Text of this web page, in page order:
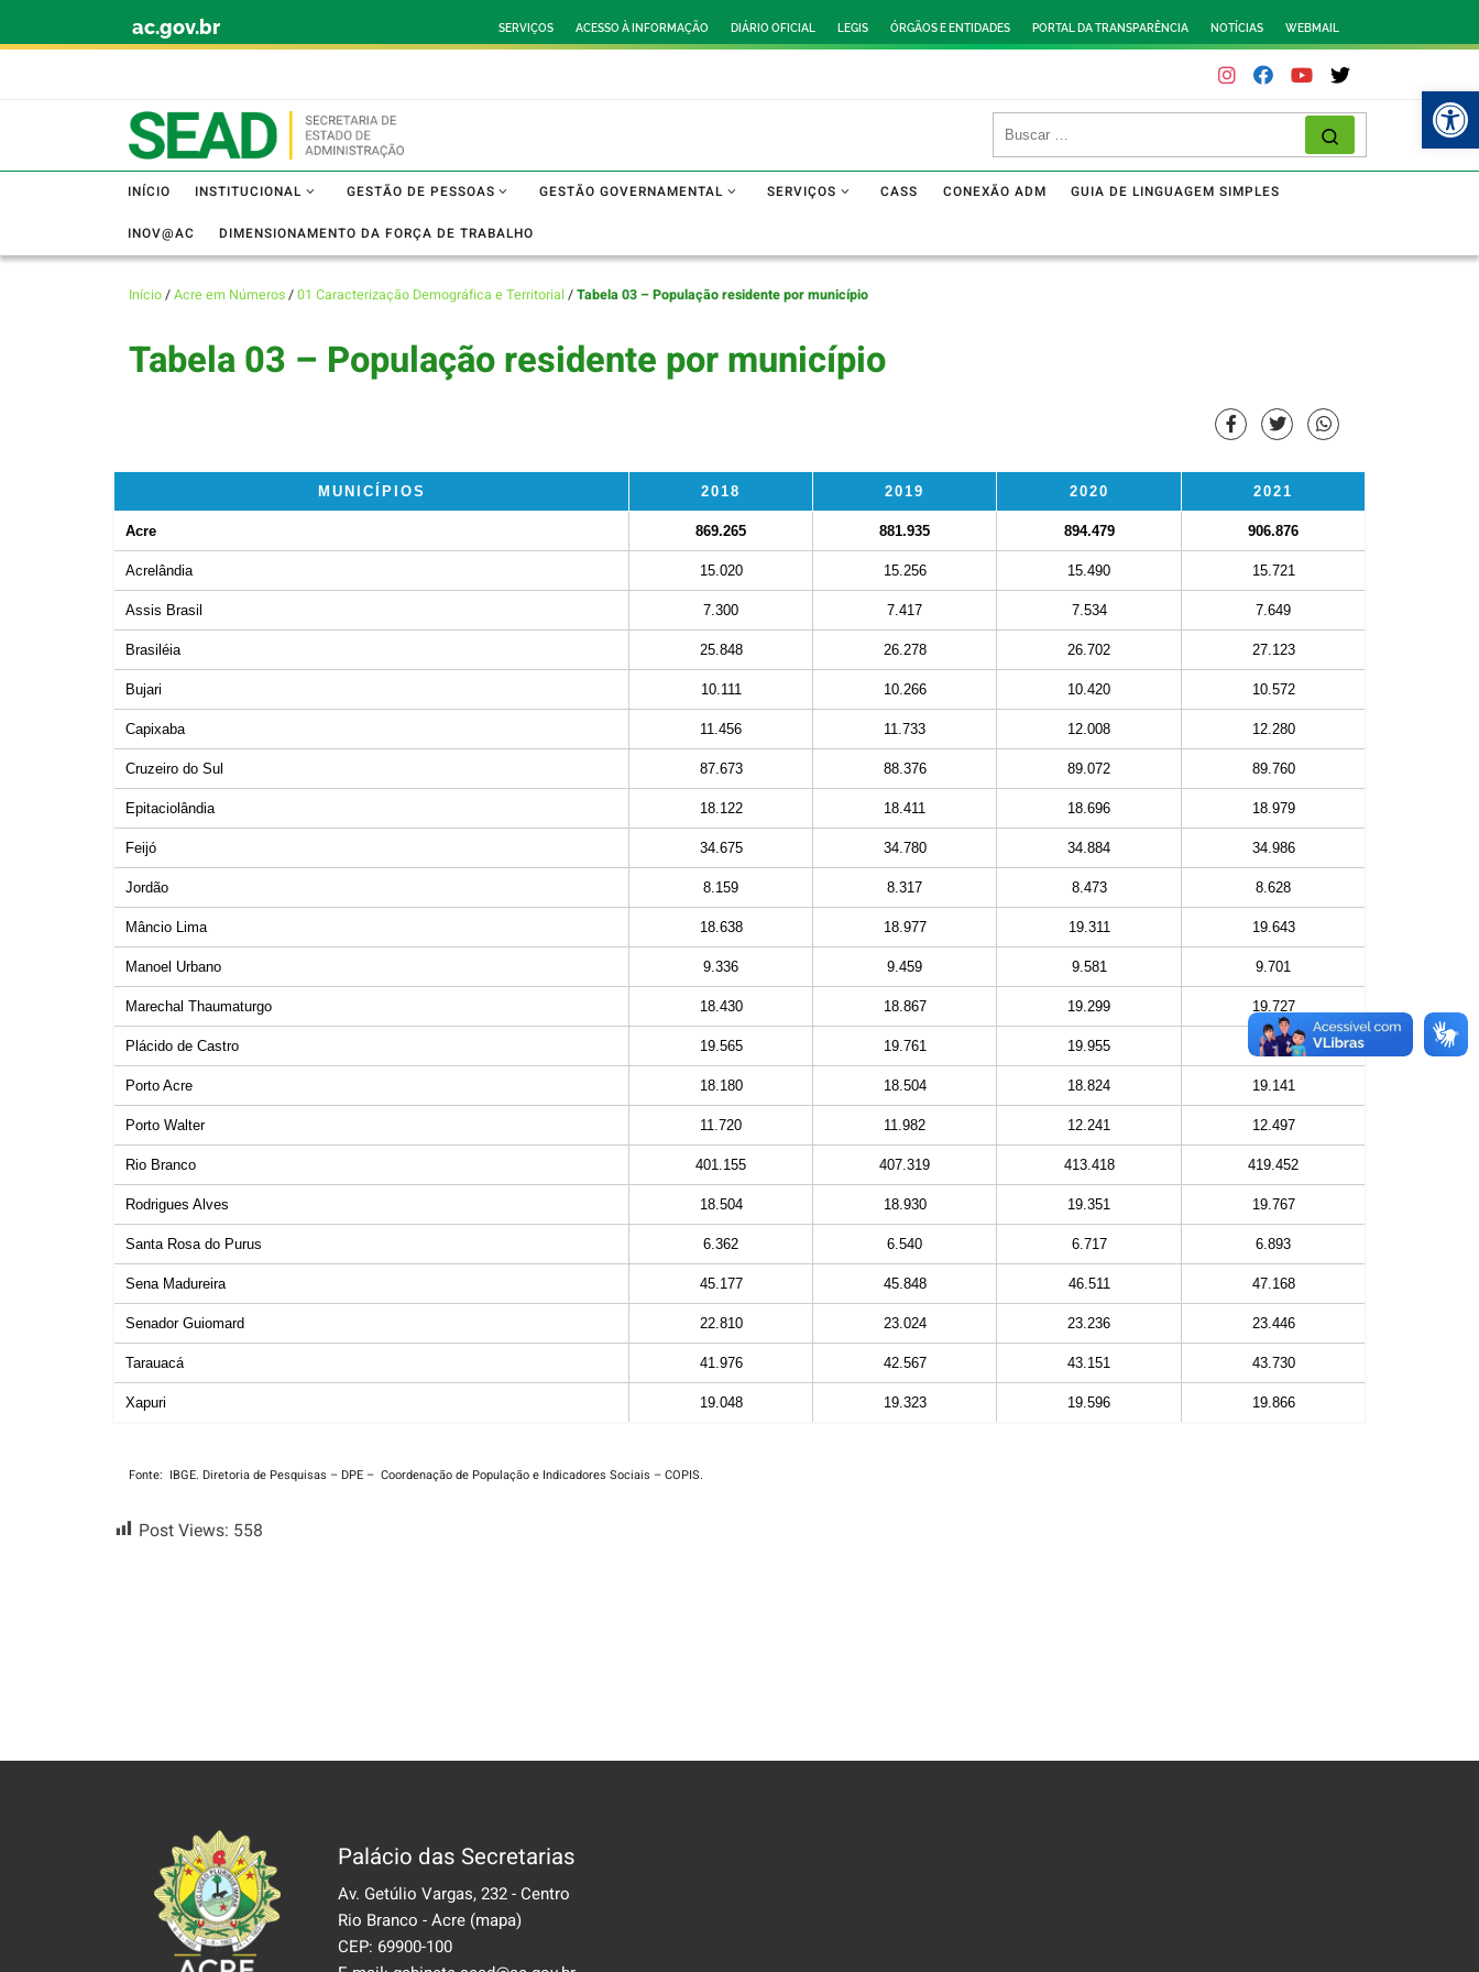
ac.gov.br SERVIÇOS ACESSO À INFORMAÇÃO DIÁRIO OFICIAL LEGIS ÓRGÃOS E ENTIDADES PORTAL DA TRANSPARÊNCIA NOTÍCIAS WEBMAIL
INÍCIO INSTITUCIONAL GESTÃO DE PESSOAS GESTÃO GOVERNAMENTAL SERVIÇOS CASS CONEXÃO ADM GUIA DE LINGUAGEM SIMPLES
INOV@AC DIMENSIONAMENTO DA FORÇA DE TRABALHO
Início/Acre em Números/01 Caracterização Demográfica e Territorial /Tabela 03 – População residente por município
Tabela 03 – População residente por município
MUNICÍPIOS 2018 2019 2020 2021
Acre 869.265 881.935 894.479 906.876
Acrelândia 15.020 15.256 15.490 15.721
Assis Brasil 7.300 7.417 7.534 7.649
Brasiléia 25.848 26.278 26.702 27.123
Bujari 10.111 10.266 10.420 10.572
Capixaba 11.456 11.733 12.008 12.280
Cruzeiro do Sul 87.673 88.376 89.072 89.760
Epitaciolândia 18.122 18.411 18.696 18.979
Feijó 34.675 34.780 34.884 34.986
Jordão 8.159 8.317 8.473 8.628
Mâncio Lima 18.638 18.977 19.311 19.643
Manoel Urbano 9.336 9.459 9.581 9.701
Marechal Thaumaturgo 18.430 18.867 19.299 19.727
Plácido de Castro 19.565 19.761 19.955 20.147
Porto Acre 18.180 18.504 18.824 19.141
Porto Walter 11.720 11.982 12.241 12.497
Rio Branco 401.155 407.319 413.418 419.452
Rodrigues Alves 18.504 18.930 19.351 19.767
Santa Rosa do Purus 6.362 6.540 6.717 6.893
Sena Madureira 45.177 45.848 46.511 47.168
Senador Guiomard 22.810 23.024 23.236 23.446
Tarauacá 41.976 42.567 43.151 43.730
Xapuri 19.048 19.323 19.596 19.866
Fonte: IBGE. Diretoria de Pesquisas – DPE – Coordenação de População e Indicadores Sociais – COPIS.
Post Views: 558
Palácio das Secretarias
Av. Getúlio Vargas, 232 - Centro
Rio Branco - Acre (mapa)
CEP: 69900-100